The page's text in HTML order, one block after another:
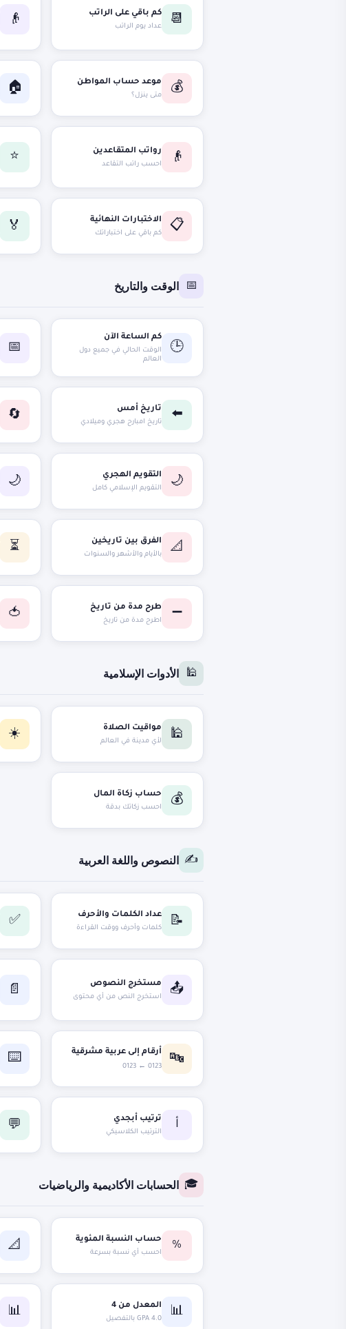
📆 كم باقي على الراتب
عداد يوم الراتب 👴
💰 موعد حساب المواطن
متى ينزل؟ 🏠
👴 رواتب المتقاعدين
احسب راتب التقاعد ⭐
📋 الاختبارات النهائية
كم باقي على اختباراتك 🏅
📅 الوقت والتاريخ
🕒
كم الساعة الآن
الوقت الحالي في جميع دول
العالم
📅
⬅️ تاريخ أمس
تاريخ امبارح هجري وميلادي 🔄
🌙 التقويم الهجري
التقويم الإسلامي كامل 🌙
📐 الفرق بين تاريخين
بالأيام والأشهر والسنوات ⏳
➖ طرح مدة من تاريخ
اطرح مدة من تاريخ 🍅
🕌 الأدوات الإسلامية
🕌 مواقيت الصلاة
لأي مدينة في العالم ☀️
💰 حساب زكاة المال
احسب زكاتك بدقة
✍️ النصوص واللغة العربية
📝 عداد الكلمات والأحرف
كلمات وأحرف ووقت القراءة ✅
📤 مستخرج النصوص
استخرج النص من أي محتوى 📄
🔤
أرقام إلى عربية مشرقية
0123 ← 0123
⌨️
أ ترتيب أبجدي
الترتيب الكلاسيكي 💬
🎓 الحسابات الأكاديمية والرياضيات
% حساب النسبة المئوية
احسب أي نسبة بسرعة 📐
📊 المعدل من 4
GPA 4.0 بالتفصيل 📊